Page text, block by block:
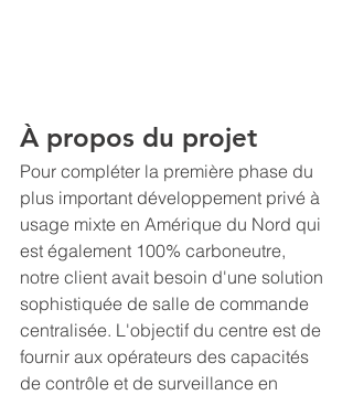
À propos du projet
Pour compléter la première phase du
plus important développement privé à
usage mixte en Amérique du Nord qui
est également 100% carboneutre,
notre client avait besoin d'une solution
sophistiquée de salle de commande
centralisée. L'objectif du centre est de
fournir aux opérateurs des capacités
de contrôle et de surveillance en